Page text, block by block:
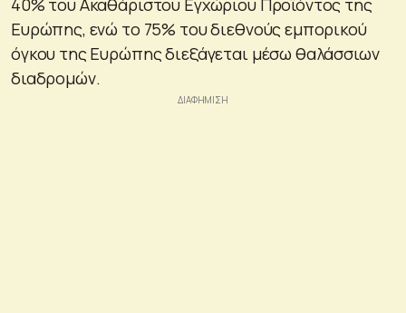
Ευρώπης, ενώ το 75% του διεθνούς εμπορικού
όγκου της Ευρώπης διεξάγεται μέσω θαλάσσιων
διαδρομών.